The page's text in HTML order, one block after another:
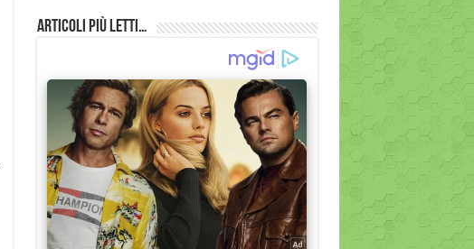
Articoli più Letti…